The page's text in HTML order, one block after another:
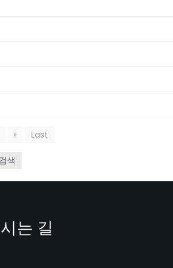
» Last
검색
는 길